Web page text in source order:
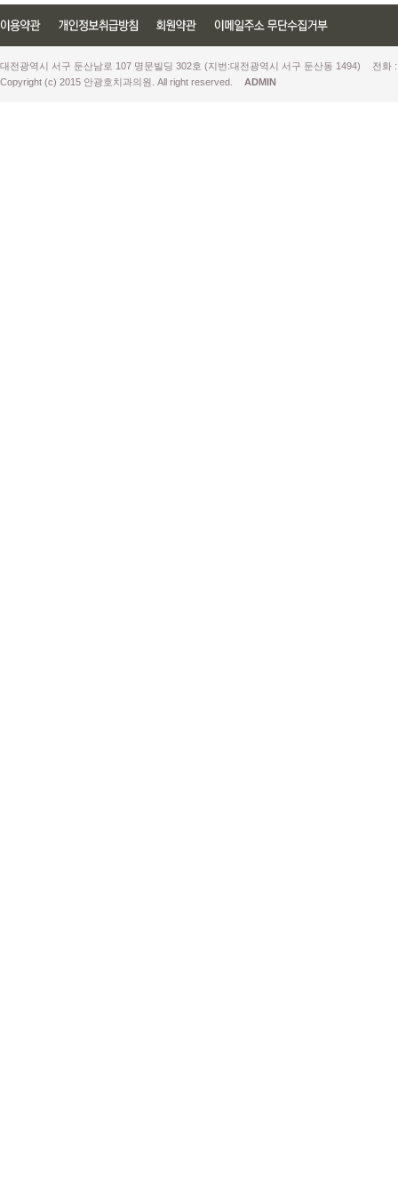
대전광역시 서구 둔산남로 107 명문빌딩 302호 (지번:대전광역시 서구 둔산동 1494)
전화
Copyright (c) 2015 안광호치과의원. All right reserved.
ADMIN